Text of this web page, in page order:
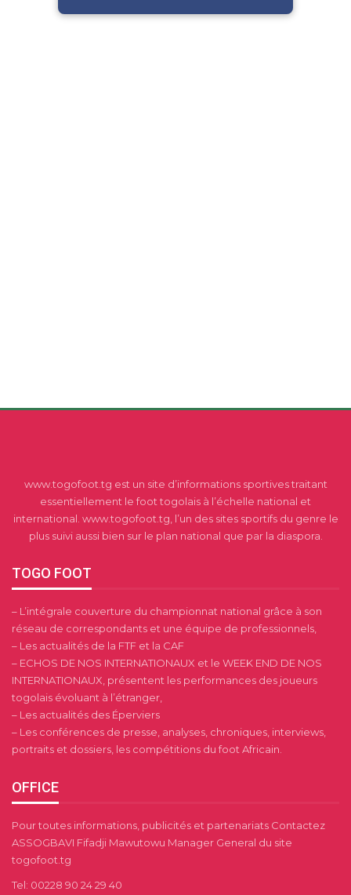
www.togofoot.tg est un site d’informations sportives traitant
essentiellement le foot togolais à l’échelle national et
international. www.togofoot.tg, l’un des sites sportifs du genre le
plus suivi aussi bien sur le plan national que par la diaspora.
TOGO FOOT
– L’intégrale couverture du championnat national grâce à son
réseau de correspondants et une équipe de professionnels,
– Les actualités de la FTF et la CAF
– ECHOS DE NOS INTERNATIONAUX et le WEEK END DE NOS
INTERNATIONAUX, présentent les performances des joueurs
togolais évoluant à l’étranger,
– Les actualités des Éperviers
– Les conférences de presse, analyses, chroniques, interviews,
portraits et dossiers, les compétitions du foot Africain.
OFFICE
Pour toutes informations, publicités et partenariats Contactez
ASSOGBAVI Fifadji Mawutowu Manager General du site
togofoot.tg
Tel: 00228 90 24 29 40